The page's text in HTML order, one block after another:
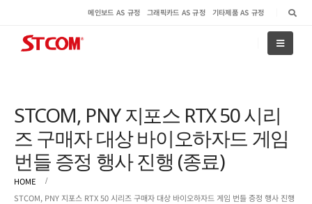
메인보드 AS 규정 그래픽카드 AS 규정 기타제품 AS 규정
STCOM, PNY 지포스 RTX 50 시리
즈 구매자 대상 바이오하자드 게임
번들 증정 행사 진행 (종료)
HOME
STCOM, PNY 지포스 RTX 50 시리즈 구매자 대상 바이오하자드 게임 번들 증정 행사 진행